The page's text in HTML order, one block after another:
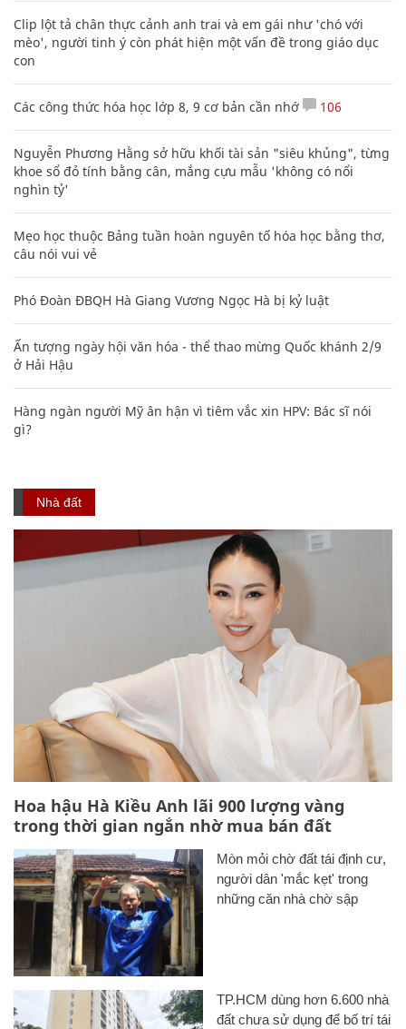
Clip lột tả chân thực cảnh anh trai và em gái như 'chó với
mèo', người tinh ý còn phát hiện một vấn đề trong giáo dục
con
Các công thức hóa học lớp 8, 9 cơ bản cần nhớ 106
Nguyễn Phương Hằng sở hữu khối tài sản "siêu khủng", từng
khoe sổ đỏ tính bằng cân, mắng cựu mẫu 'không có nổi
nghìn tỷ'
Mẹo học thuộc Bảng tuần hoàn nguyên tố hóa học bằng thơ,
câu nói vui vẻ
Phó Đoàn ĐBQH Hà Giang Vương Ngọc Hà bị kỷ luật
Ấn tượng ngày hội văn hóa - thể thao mừng Quốc khánh 2/9
ở Hải Hậu
Hàng ngàn người Mỹ ân hận vì tiêm vắc xin HPV: Bác sĩ nói
gì?
Nhà đất
Hoa hậu Hà Kiều Anh lãi 900 lượng vàng
trong thời gian ngắn nhờ mua bán đất
Mòn mỏi chờ đất tái định cư,
người dân 'mắc kẹt' trong
những căn nhà chờ sập
TP.HCM dùng hơn 6.600 nhà
đất chưa sử dụng để bố trí tái